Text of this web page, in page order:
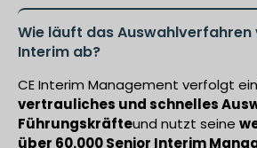
Wie läuft das Auswahlverfahren
Interim ab?
CE Interim Management verfolgt ein
vertrauliches und schnelles
Führungskräfteund nutzt seine
über 60.000 Senior Interim